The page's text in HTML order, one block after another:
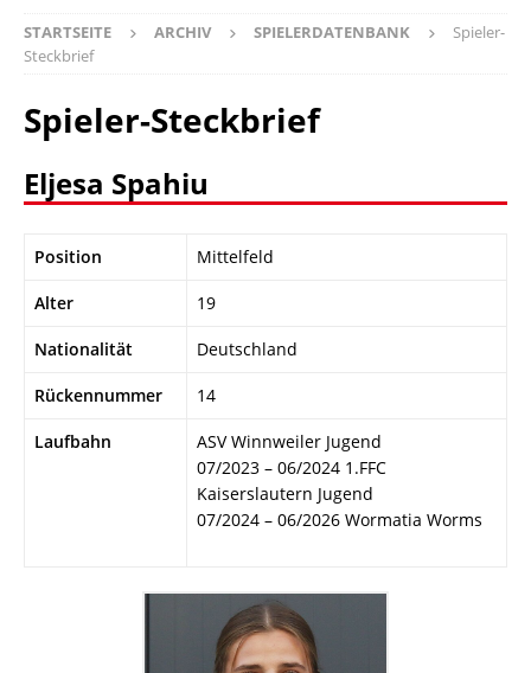
STARTSEITE ARCHIV SPIELERDATENBANK
Spieler-
Steckbrief
Spieler-Steckbrief
Eljesa Spahiu
Position Mittelfeld
Alter 19
Nationalität Deutschland
Rückennummer 14
Laufbahn
ASV Winnweiler Jugend
07/2023 – 06/2024 1.FFC
Kaiserslautern Jugend
07/2024 – 06/2026 Wormatia Worms